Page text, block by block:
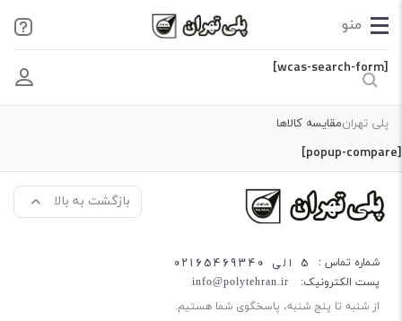
[wcas-search-form]
پلی تهرانمقایسه کالاها
[popup-compare]
بازگشت به بالا
شماره تماس : 5 الی 02165469340
پست الکترونیک: info@polytehran.ir
از شنبه تا پنج شنبه، پاسخگوی شما هستیم.